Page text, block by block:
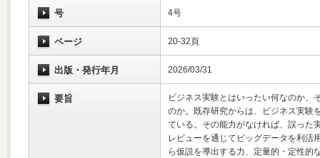
号 4号
ページ 20-32頁
出版・発行年月 2026/03/31
要旨
ビジネス実験とはいったい何なのか、
のか。既存研究からは、ビジネス実験
ている。その能力がなければ、誤った
レビューを通じてビッグデータを利活
ら仮説を導出する力、定量的・定性的